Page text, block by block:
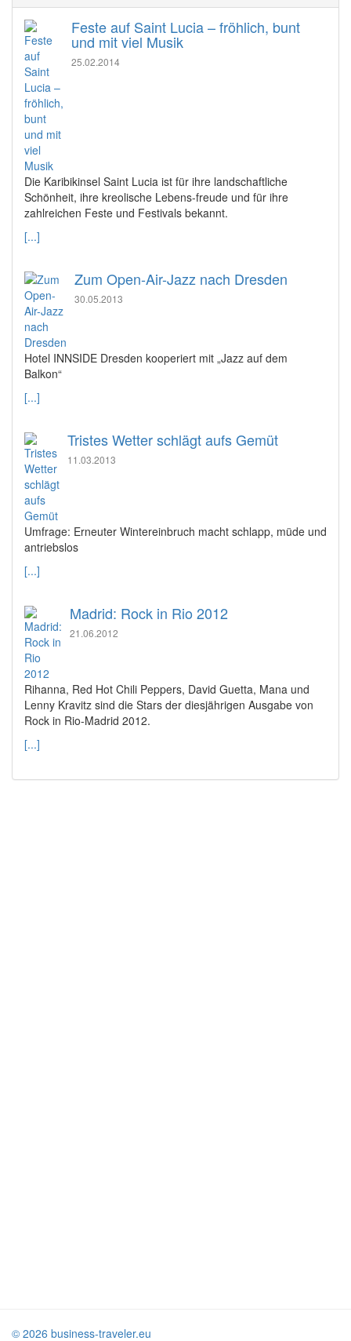
Feste auf Saint Lucia – fröhlich, bunt
und mit viel Musik
25.02.2014
Die Karibikinsel Saint Lucia ist für ihre landschaftliche
Schönheit, ihre kreolische Lebens-freude und für ihre
zahlreichen Feste und Festivals bekannt.
[...]
Zum Open-Air-Jazz nach Dresden
30.05.2013
Hotel INNSIDE Dresden kooperiert mit „Jazz auf dem
Balkon“
[...]
Tristes Wetter schlägt aufs Gemüt
11.03.2013
Umfrage: Erneuter Wintereinbruch macht schlapp, müde und
antriebslos
[...]
Madrid: Rock in Rio 2012
21.06.2012
Rihanna, Red Hot Chili Peppers, David Guetta, Mana und
Lenny Kravitz sind die Stars der diesjährigen Ausgabe von
Rock in Rio-Madrid 2012.
[...]
© 2026 business-traveler.eu